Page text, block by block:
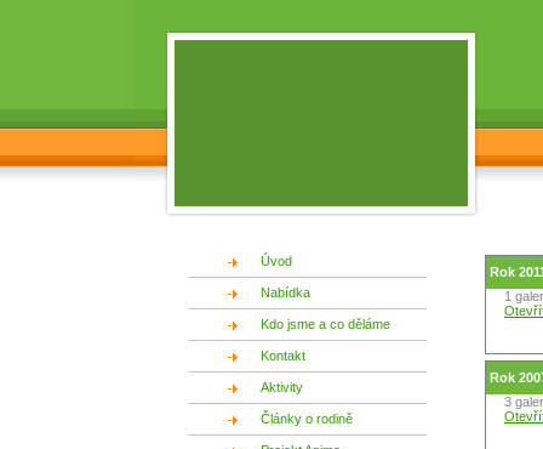
Úvod
Nabídka
Kdo jsme a co děláme
Kontakt
Aktivity
Články o rodině
Rok
1
Rok
3